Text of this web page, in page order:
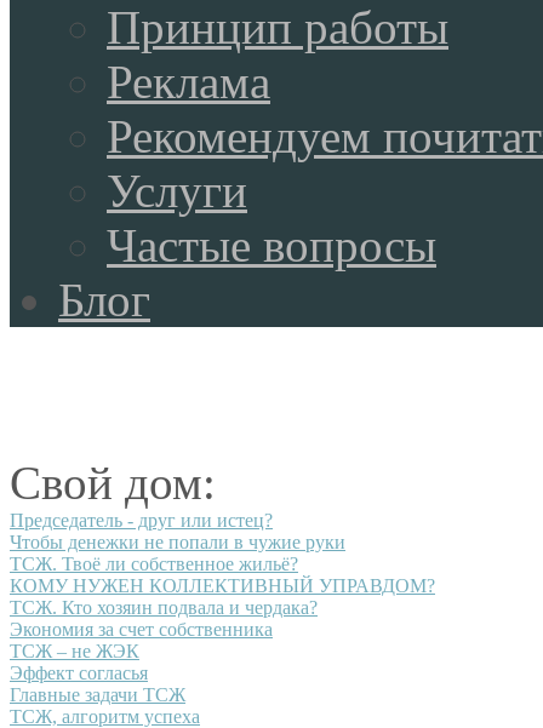
Принцип работы
Реклама
Рекомендуем
Услуги
Частые вопросы
Блог
Свой дом:
Председатель - друг или истец?
Чтобы денежки не попали в чужие руки
ТСЖ. Твоё ли собственное жильё?
КОМУ НУЖЕН КОЛЛЕКТИВНЫЙ УПРАВДОМ?
ТСЖ. Кто хозяин подвала и чердака?
Экономия за счет собственника
ТСЖ – не ЖЭК
Эффект согласья
Главные задачи ТСЖ
ТСЖ, алгоритм успеха